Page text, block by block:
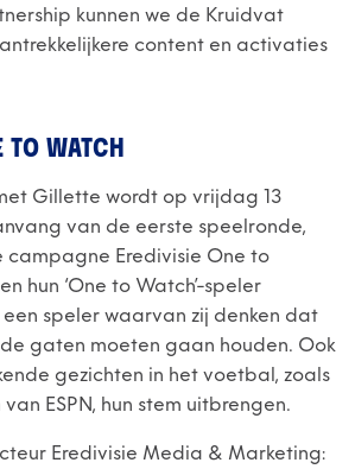
kunnen we de Kruidvat
content en activaties
TO WATCH
Gillette wordt op vrijdag 13
van de eerste speelronde,
Eredivisie One to
hun ‘One to Watch’-speler
speler waarvan zij denken dat
gaten moeten gaan houden. Ook
gezichten in het voetbal, zoals
ESPN, hun stem uitbrengen.
Eredivisie Media & Marketing: